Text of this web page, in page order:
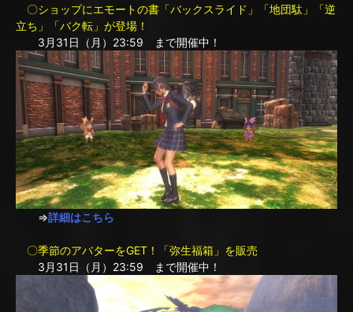
〇ショップにエモートの書「バックスライド」「地団駄」「逆
立ち」「バク転」が登場！
3月31日（月）23:59 まで開催中！
⇒詳細はこちら
〇季節のアバターをGET！「弥生福箱」を販売
3月31日（月）23:59 まで開催中！